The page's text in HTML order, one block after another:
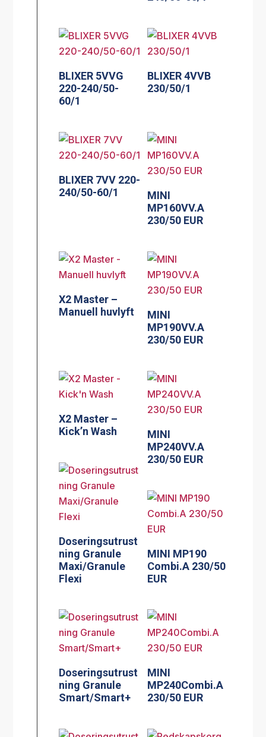
BLIXER 5VVG
220-240/50-
60/1
BLIXER 4VVB
230/50/1
BLIXER 7VV 220-
240/50-60/1
MINI
MP160VV.A
230/50 EUR
X2 Master –
Manuell huvlyft
MINI
MP190VV.A
230/50 EUR
X2 Master –
Kick’n Wash
MINI
MP240VV.A
230/50 EUR
Doseringsutrust
ning Granule
Maxi/Granule
Flexi
MINI MP190
Combi.A 230/50
EUR
Doseringsutrust
ning Granule
Smart/Smart+
MINI
MP240Combi.A
230/50 EUR